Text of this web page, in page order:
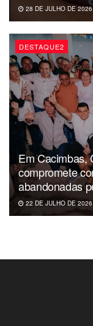
28 DE JULHO DE 2026
DESTAQUE2
Em Cacimbas,
compromete
abandonadas
22 DE JULHO DE 2026